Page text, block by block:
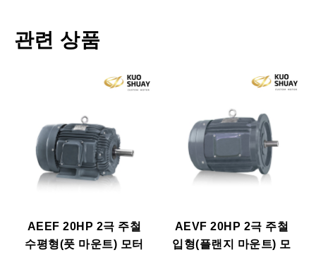
관련 상품
AEEF 20HP 2극 주철
수평형(풋 마운트) 모터
AEVF 20HP 2극 주철
입형(플랜지 마운트) 모